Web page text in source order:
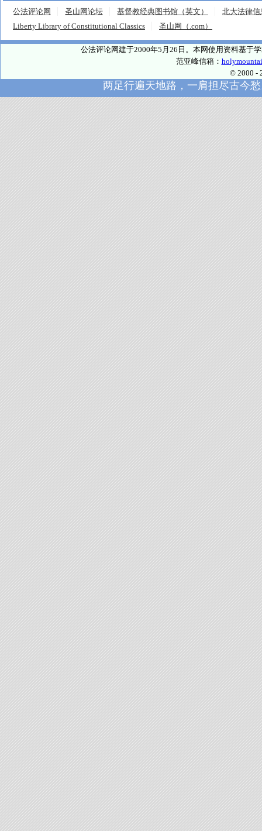
公法评论网 圣山网论坛 基督教经典图书馆（英文）
北大法律信
Liberty Library of Constitutional Classics
圣山网（.com）
公法评论网建于2000年5月26日。本网使用资料基于
范亚峰信箱：
© 2000 -
两足行遍天地路，一肩担尽古今